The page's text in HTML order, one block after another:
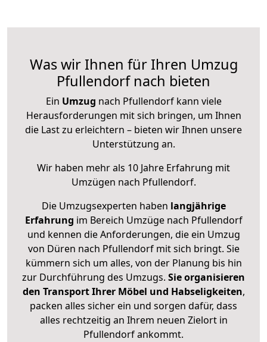
Was wir Ihnen für Ihren Umzug
Pfullendorf nach bieten
Ein Umzug nach Pfullendorf kann viele
Herausforderungen mit sich bringen, um Ihnen
die Last zu erleichtern – bieten wir Ihnen unsere
Unterstützung an.
Wir haben mehr als 10 Jahre Erfahrung mit
Umzügen nach Pfullendorf.
Die Umzugsexperten haben langjährige
Erfahrung im Bereich Umzüge nach Pfullendorf
und kennen die Anforderungen, die ein Umzug
von Düren nach Pfullendorf mit sich bringt. Sie
kümmern sich um alles, von der Planung bis hin
zur Durchführung des Umzugs. Sie organisieren
den Transport Ihrer Möbel und Habseligkeiten,
packen alles sicher ein und sorgen dafür, dass
alles rechtzeitig an Ihrem neuen Zielort in
Pfullendorf ankommt.